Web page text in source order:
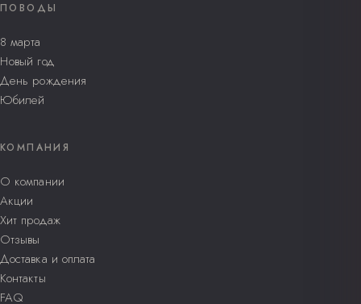
ПОВОДЫ
8 марта
Новый год
День рождения
Юбилей
КОМПАНИЯ
О компании
Акции
Хит продаж
Отзывы
Доставка и оплата
Контакты
FAQ